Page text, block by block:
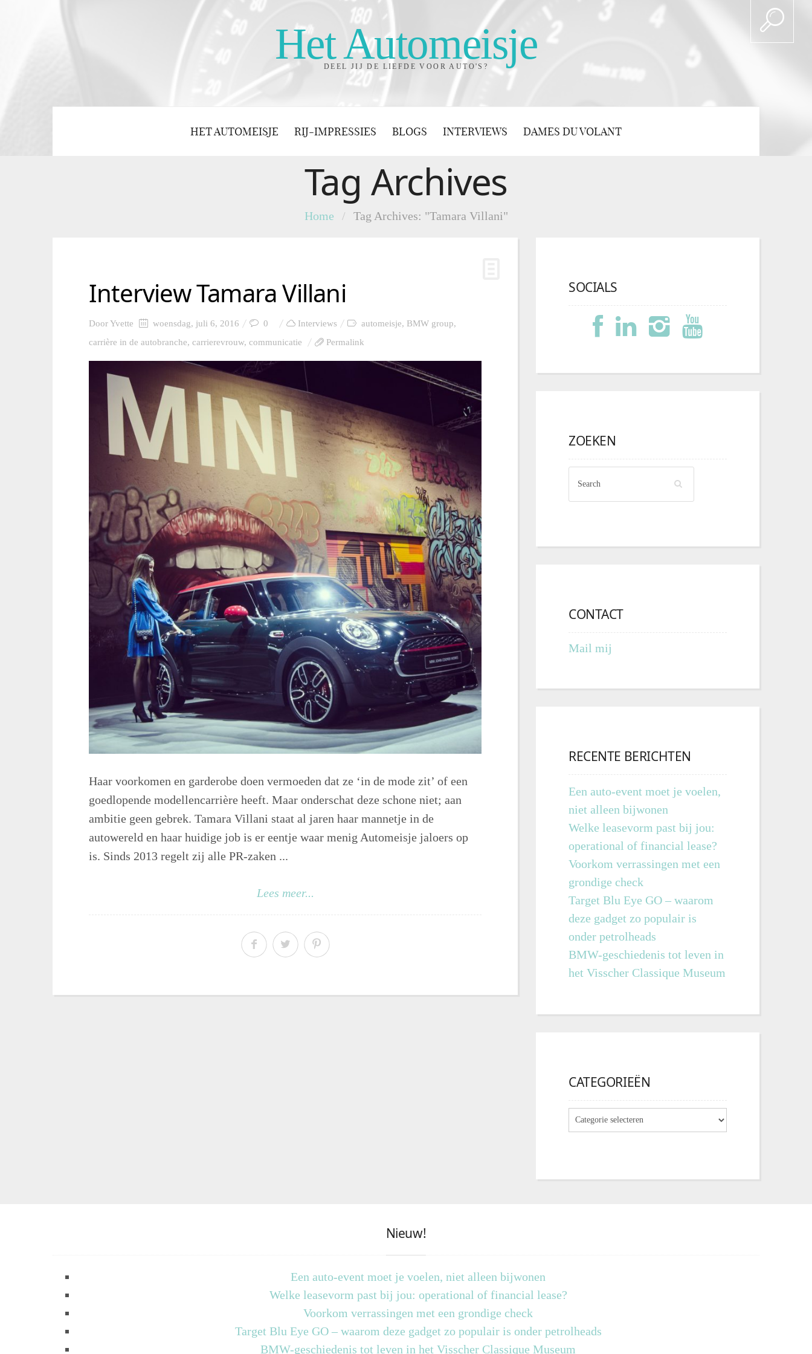
Het Automeisje
DEEL JIJ DE LIEFDE VOOR AUTO'S?
HET AUTOMEISJE RIJ-IMPRESSIES BLOGS INTERVIEWS DAMES DU VOLANT
Tag Archives
Home / Tag Archives: "Tamara Villani"
Interview Tamara Villani
DoorYvette woensdag, juli 6, 2016 0 Interviews automeisje, BMW group,
carrière in de autobranche, carrierevrouw, communicatie Permalink
Haar voorkomen en garderobe doen vermoeden dat ze ‘in de mode zit’ of een
goedlopende modellencarrière heeft. Maar onderschat deze schone niet; aan
ambitie geen gebrek. Tamara Villani staat al jaren haar mannetje in de
autowereld en haar huidige job is er eentje waar menig Automeisje jaloers op
is. Sinds 2013 regelt zij alle PR-zaken ...
Lees meer...
SOCIALS
ZOEKEN
CONTACT
Mail mij
RECENTE BERICHTEN
Een auto-event moet je voelen,
niet alleen bijwonen
Welke leasevorm past bij jou:
operational of financial lease?
Voorkom verrassingen met een
grondige check
Target Blu Eye GO – waarom
deze gadget zo populair is
onder petrolheads
BMW-geschiedenis tot leven in
het Visscher Classique Museum
CATEGORIEËN
Nieuw!
Een auto-event moet je voelen, niet alleen bijwonen
Welke leasevorm past bij jou: operational of financial lease?
Voorkom verrassingen met een grondige check
Target Blu Eye GO – waarom deze gadget zo populair is onder petrolheads
BMW-geschiedenis tot leven in het Visscher Classique Museum